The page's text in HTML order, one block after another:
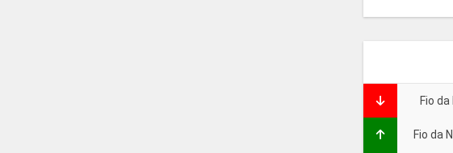
Fio
Fio da